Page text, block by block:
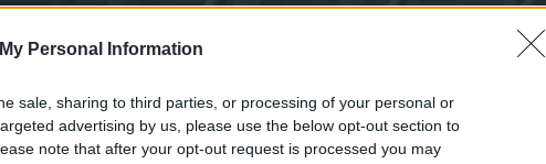
Personal Information
sale, sharing to third parties, or processing of your personal or
advertising by us, please use the below opt-out section to
note that after your opt-out request is processed you may